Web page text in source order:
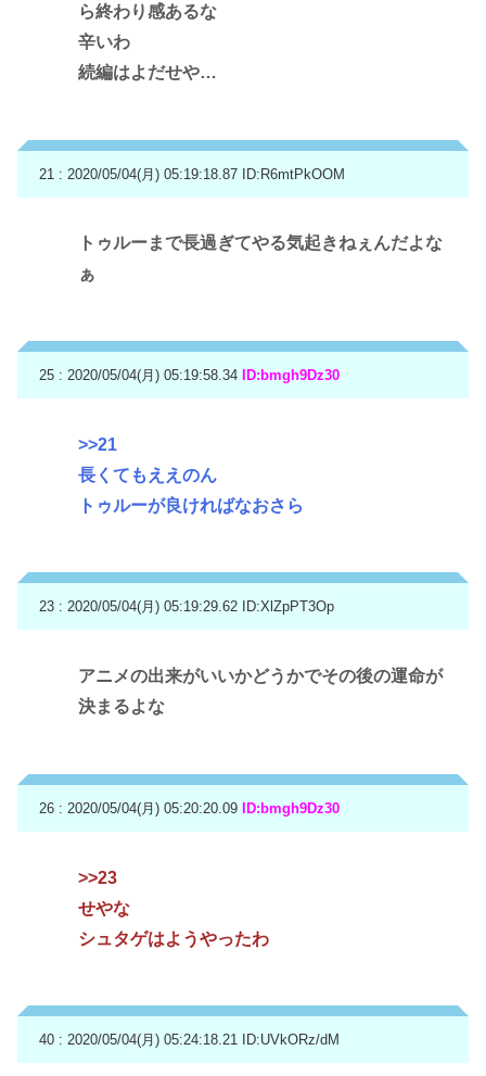
ら終わり感あるな
辛いわ
続編はよだせや…
21 : 2020/05/04(月) 05:19:18.87 ID:R6mtPkOOM
トゥルーまで長過ぎてやる気起きねぇんだよな
ぁ
25 : 2020/05/04(月) 05:19:58.34 ID:bmgh9Dz30
>>21
長くてもええのん
トゥルーが良ければなおさら
23 : 2020/05/04(月) 05:19:29.62 ID:XlZpPT3Op
アニメの出来がいいかどうかでその後の運命が
決まるよな
26 : 2020/05/04(月) 05:20:20.09 ID:bmgh9Dz30
>>23
せやな
シュタゲはようやったわ
40 : 2020/05/04(月) 05:24:18.21 ID:UVkORz/dM